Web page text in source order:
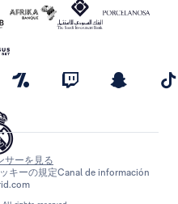
サーを見る
キーの規定Canal de información